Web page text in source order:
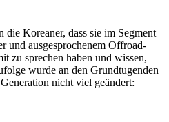
Koreaner, dass sie im Segment
und ausgesprochenem Offroad-
zu sprechen haben und wissen,
wurde an den Grundtugenden
nicht viel geändert: